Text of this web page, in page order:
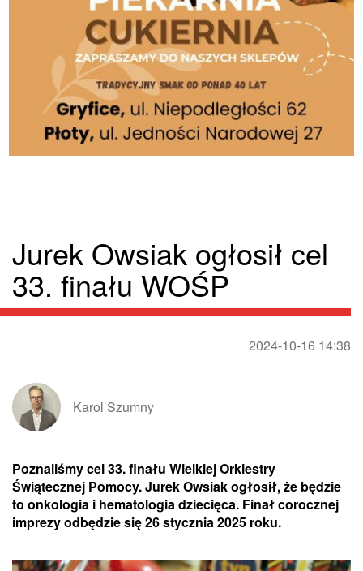
Jurek Owsiak ogłosił cel
33. finału WOŚP
2024-10-16 14:38
Karol Szumny
Poznaliśmy cel 33. finału Wielkiej Orkiestry
Świątecznej Pomocy. Jurek Owsiak ogłosił, że będzie
to onkologia i hematologia dziecięca. Finał corocznej
imprezy odbędzie się 26 stycznia 2025 roku.